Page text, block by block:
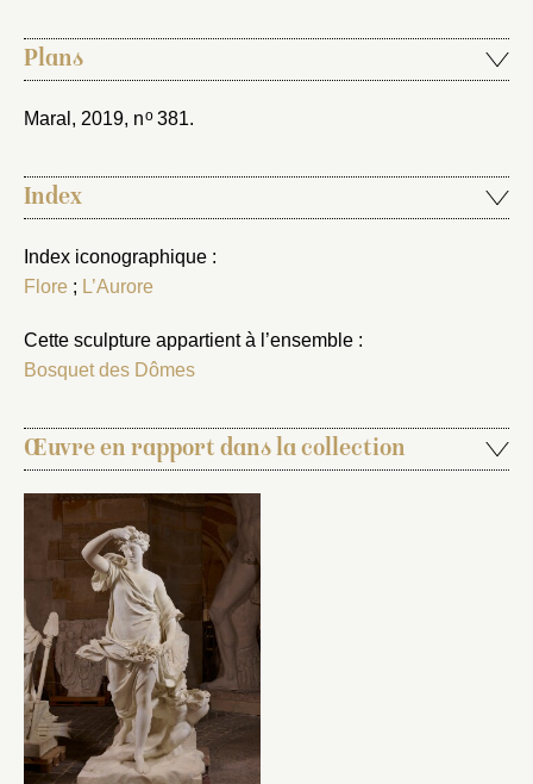
Plans
Maral, 2019, no381.
Index
Index iconographique :
Flore ; L’Aurore
Cette sculpture appartient à l’ensemble :
Bosquet des Dômes
Œuvre en rapport dans la collection